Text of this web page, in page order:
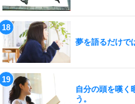
夢を語るだけで
自分の頭を嘆く
う。